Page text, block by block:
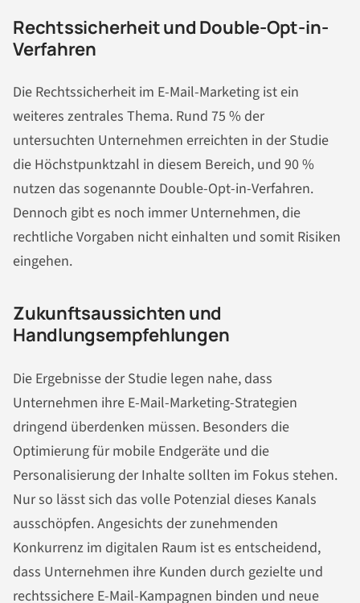
Rechtssicherheit und Double-Opt-in-
Verfahren
Die Rechtssicherheit im E-Mail-Marketing ist ein
weiteres zentrales Thema. Rund 75 % der
untersuchten Unternehmen erreichten in der Studie
die Höchstpunktzahl in diesem Bereich, und 90 %
nutzen das sogenannte Double-Opt-in-Verfahren.
Dennoch gibt es noch immer Unternehmen, die
rechtliche Vorgaben nicht einhalten und somit Risiken
eingehen.
Zukunftsaussichten und
Handlungsempfehlungen
Die Ergebnisse der Studie legen nahe, dass
Unternehmen ihre E-Mail-Marketing-Strategien
dringend überdenken müssen. Besonders die
Optimierung für mobile Endgeräte und die
Personalisierung der Inhalte sollten im Fokus stehen.
Nur so lässt sich das volle Potenzial dieses Kanals
ausschöpfen. Angesichts der zunehmenden
Konkurrenz im digitalen Raum ist es entscheidend,
dass Unternehmen ihre Kunden durch gezielte und
rechtssichere E-Mail-Kampagnen binden und neue